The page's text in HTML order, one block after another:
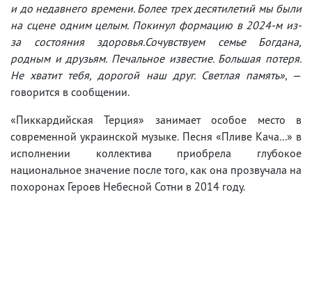
и до недавнего времени. Более трех десятилетий мы были
на сцене одним целым. Покинул формацию в 2024-м из-
за состояния здоровья.Сочувствуем семье Богдана,
родным и друзьям. Печальное известие. Большая потеря.
Не хватит тебя, дорогой наш друг. Светлая память», —
говорится в сообщении.
«Пиккардийская Терция» занимает особое место в
современной украинской музыке. Песня «Пливе Кача...» в
исполнении коллектива приобрела глубокое
национальное значение после того, как она прозвучала на
похоронах Героев Небесной Сотни в 2014 году.